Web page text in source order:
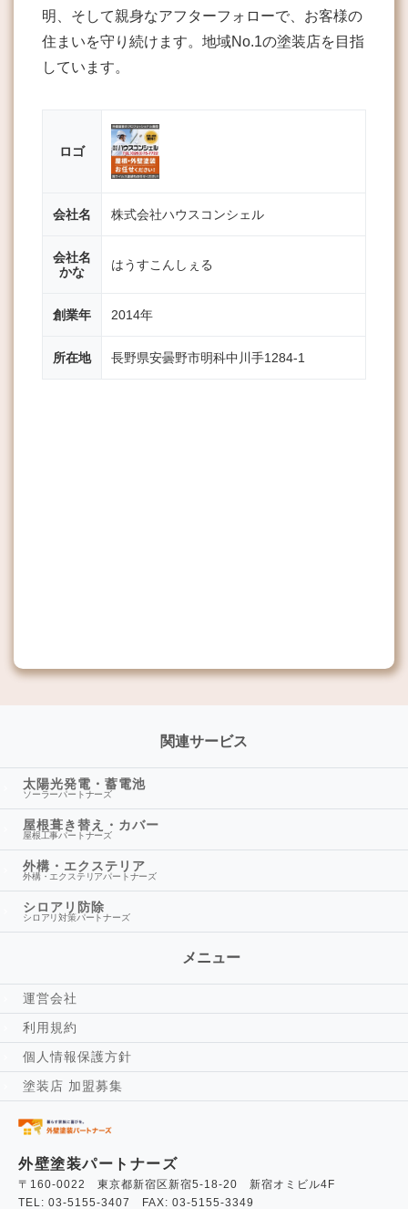
明、そして親身なアフターフォローで、お客様の
住まいを守り続けます。地域No.1の塗装店を目指
しています。
ロゴ
会社名 株式会社ハウスコンシェル
会社名
かな
はうすこんしぇる
創業年 2014年
所在地 長野県安曇野市明科中川手1284-1
外壁塗装パートナーズ
〒160-0022 東京都新宿区新宿5-18-20 新宿オミビル4F
TEL: 03-5155-3407 FAX: 03-5155-3349
運営会社
利用規約
個人情報保護方針
塗装店 加盟募集
関連サービス
太陽光発電・蓄電池
ソーラーパートナーズ
屋根葺き替え・カバー
屋根工事パートナーズ
外構・エクステリア
外構・エクステリアパートナーズ
シロアリ防除
シロアリ対策パートナーズ
メニュー